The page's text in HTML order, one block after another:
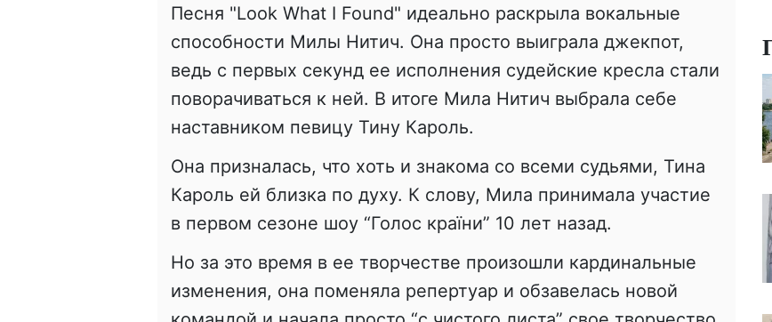
Песня "Look What I Found" идеально раскрыла вокальные
способности Милы Нитич. Она просто выиграла джекпот,
ведь с первых секунд ее исполнения судейские кресла стали
поворачиваться к ней. В итоге Мила Нитич выбрала себе
наставником певицу Тину Кароль.
Она призналась, что хоть и знакома со всеми судьями, Тина
Кароль ей близка по духу. К слову, Мила принимала участие
в первом сезоне шоу “Голос країни” 10 лет назад.
Но за это время в ее творчестве произошли кардинальные
изменения, она поменяла репертуар и обзавелась новой